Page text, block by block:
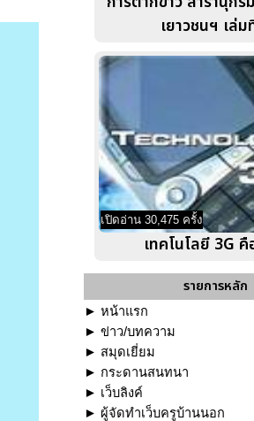
เยาวชนฯ เล่ม
เปิดอ่าน 30,475 ครั้ง
เทคโนโลยี 3G คื
รายการหลัก
► หน้าแรก
► ข่าว/บทความ
► สมุดเยี่ยม
► กระดานสนทนา
► เว็บลิงค์
► ผู้จัดทำเว็บครูบ้านนอก